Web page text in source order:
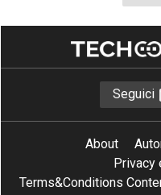
Seguici
About
Privacy
Terms&Conditions